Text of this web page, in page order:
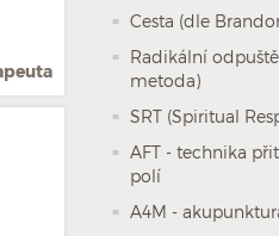
Cesta (dle
Radikální
metoda)
SRT (Spiritual
AFT - technika
polí
A4M -